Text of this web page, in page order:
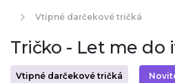
Vtipné darčekové tričká
Tričko - Let me do
Vtipné darčekové tričká